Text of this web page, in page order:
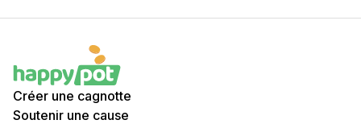
Créer une cagnotte
Soutenir une cause